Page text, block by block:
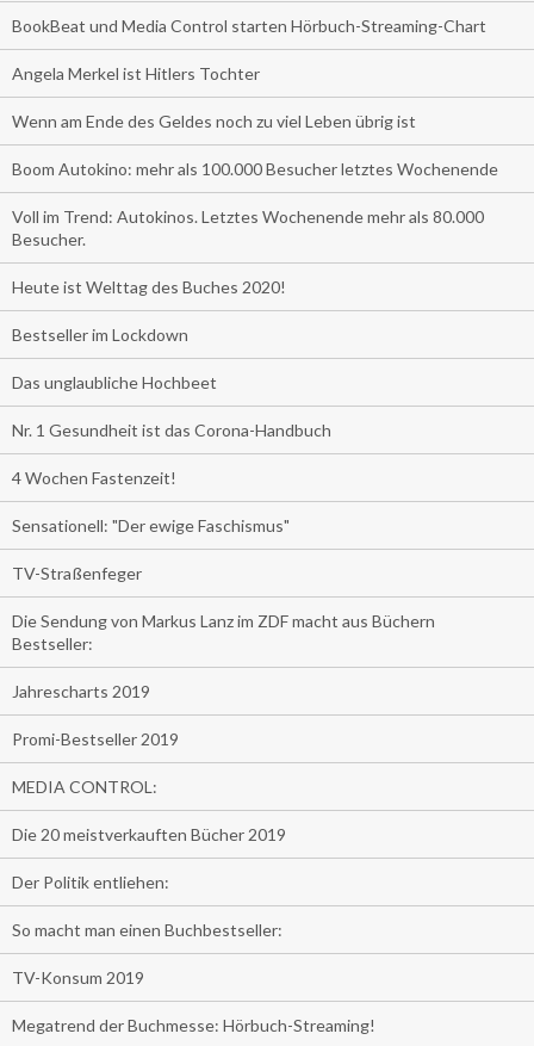
BookBeat und Media Control starten Hörbuch-Streaming-Chart
Angela Merkel ist Hitlers Tochter
Wenn am Ende des Geldes noch zu viel Leben übrig ist
Boom Autokino: mehr als 100.000 Besucher letztes Wochenende
Voll im Trend: Autokinos. Letztes Wochenende mehr als 80.000
Besucher.
Heute ist Welttag des Buches 2020!
Bestseller im Lockdown
Das unglaubliche Hochbeet
Nr. 1 Gesundheit ist das Corona-Handbuch
4 Wochen Fastenzeit!
Sensationell: "Der ewige Faschismus"
TV-Straßenfeger
Die Sendung von Markus Lanz im ZDF macht aus Büchern
Bestseller:
Jahrescharts 2019
Promi-Bestseller 2019
MEDIA CONTROL:
Die 20 meistverkauften Bücher 2019
Der Politik entliehen:
So macht man einen Buchbestseller:
TV-Konsum 2019
Megatrend der Buchmesse: Hörbuch-Streaming!